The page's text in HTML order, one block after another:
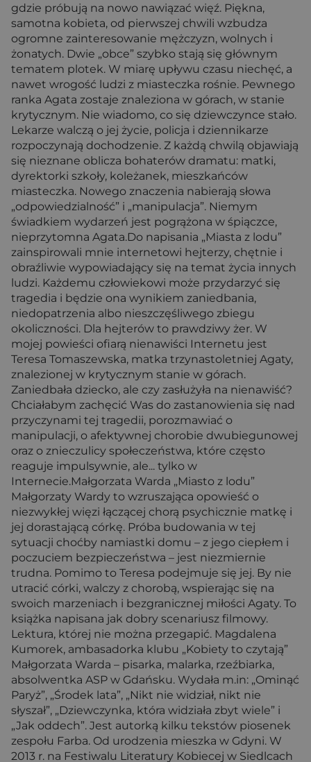
gdzie próbują na nowo nawiązać więź. Piękna,
samotna kobieta, od pierwszej chwili wzbudza
ogromne zainteresowanie mężczyzn, wolnych i
żonatych. Dwie „obce” szybko stają się głównym
tematem plotek. W miarę upływu czasu niechęć, a
nawet wrogość ludzi z miasteczka rośnie. Pewnego
ranka Agata zostaje znaleziona w górach, w stanie
krytycznym. Nie wiadomo, co się dziewczynce stało.
Lekarze walczą o jej życie, policja i dziennikarze
rozpoczynają dochodzenie. Z każdą chwilą objawiają
się nieznane oblicza bohaterów dramatu: matki,
dyrektorki szkoły, koleżanek, mieszkańców
miasteczka. Nowego znaczenia nabierają słowa
„odpowiedzialność” i „manipulacja”. Niemym
świadkiem wydarzeń jest pogrążona w śpiączce,
nieprzytomna Agata.Do napisania „Miasta z lodu”
zainspirowali mnie internetowi hejterzy, chętnie i
obraźliwie wypowiadający się na temat życia innych
ludzi. Każdemu człowiekowi może przydarzyć się
tragedia i będzie ona wynikiem zaniedbania,
niedopatrzenia albo nieszczęśliwego zbiegu
okoliczności. Dla hejterów to prawdziwy żer. W
mojej powieści ofiarą nienawiści Internetu jest
Teresa Tomaszewska, matka trzynastoletniej Agaty,
znalezionej w krytycznym stanie w górach.
Zaniedbała dziecko, ale czy zasłużyła na nienawiść?
Chciałabym zachęcić Was do zastanowienia się nad
przyczynami tej tragedii, porozmawiać o
manipulacji, o afektywnej chorobie dwubiegunowej
oraz o znieczulicy społeczeństwa, które często
reaguje impulsywnie, ale... tylko w
Internecie.Małgorzata Warda „Miasto z lodu”
Małgorzaty Wardy to wzruszająca opowieść o
niezwykłej więzi łączącej chorą psychicznie matkę i
jej dorastającą córkę. Próba budowania w tej
sytuacji choćby namiastki domu – z jego ciepłem i
poczuciem bezpieczeństwa – jest niezmiernie
trudna. Pomimo to Teresa podejmuje się jej. By nie
utracić córki, walczy z chorobą, wspierając się na
swoich marzeniach i bezgranicznej miłości Agaty. To
książka napisana jak dobry scenariusz filmowy.
Lektura, której nie można przegapić. Magdalena
Kumorek, ambasadorka klubu „Kobiety to czytają”
Małgorzata Warda – pisarka, malarka, rzeźbiarka,
absolwentka ASP w Gdańsku. Wydała m.in: „Ominąć
Paryż”, „Środek lata”, „Nikt nie widział, nikt nie
słyszał”, „Dziewczynka, która widziała zbyt wiele” i
„Jak oddech”. Jest autorką kilku tekstów piosenek
zespołu Farba. Od urodzenia mieszka w Gdyni. W
2013 r. na Festiwalu Literatury Kobiecej w Siedlcach